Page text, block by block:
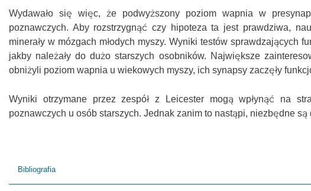
Wydawało się więc, że podwyższony poziom wapnia w
poznawczych. Aby rozstrzygnąć czy hipoteza ta jest prawdziwa,
minerały w mózgach młodych myszy. Wyniki testów sprawdzających
jakby należały do dużo starszych osobników. Największe
obniżyli poziom wapnia u wiekowych myszy, ich synapsy zaczęły
Wyniki otrzymane przez zespół z Leicester mogą wpłynąć na
poznawczych u osób starszych. Jednak zanim to nastąpi, niezbędne
Bibliografia